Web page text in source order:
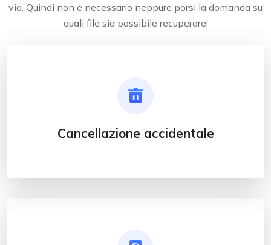
via. Quindi non è necessario neppure porsi la domanda su
quali file sia possibile recuperare!
Cancellazione accidentale